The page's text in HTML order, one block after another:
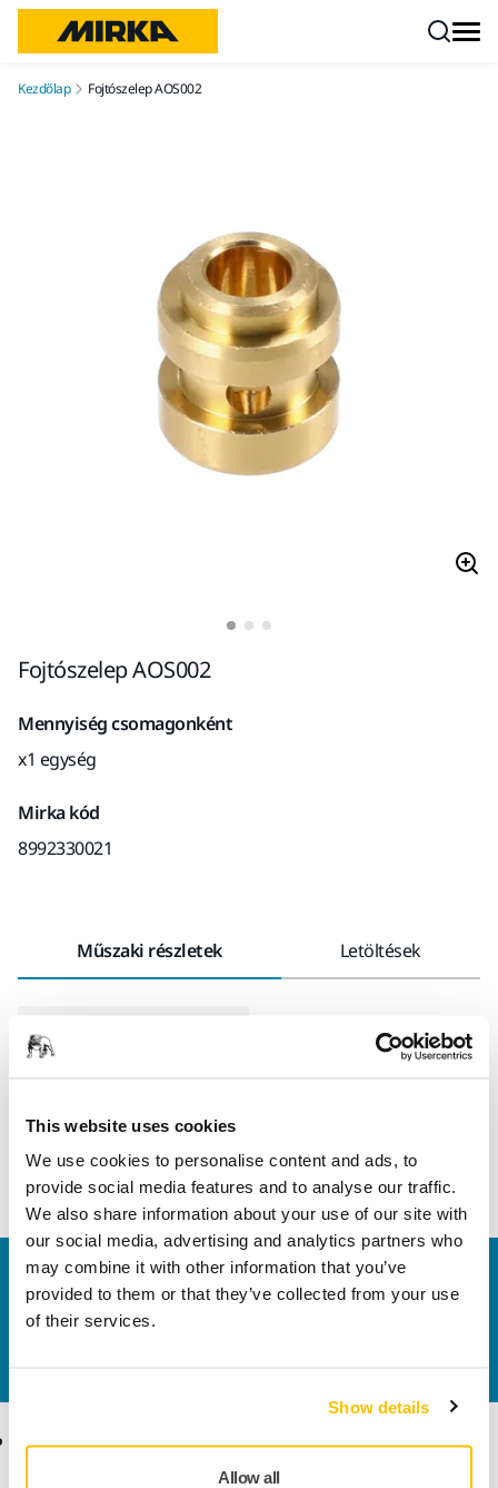
This website uses cookies
We use cookies to personalise content and ads, to
provide social media features and to analyse our traffic.
We also share information about your use of our site with
our social media, advertising and analytics partners who
may combine it with other information that you’ve
provided to them or that they’ve collected from your use
of their services.
Show details
Allow all
Kezdőlap Fojtószelep AOS002
Fojtószelep AOS002
Mennyiség csomagonként
x1 egység
Mirka kód
8992330021
Műszaki részletek Letöltések
Hossz
Vegye fel velünk a kapcsolatot
Szeretne többet tudni? Kérjük, vegye fel velünk a
Termékek Tudásbázis